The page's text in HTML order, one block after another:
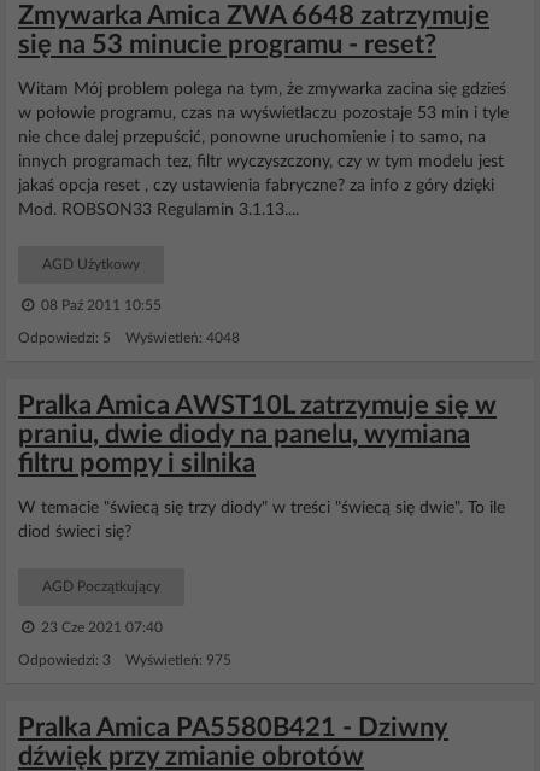
Zmywarka Amica ZWA 6648 zatrzymuje
się na 53 minucie programu - reset?
Witam Mój problem polega na tym, że zmywarka zacina się gdzieś
w połowie programu, czas na wyświetlaczu pozostaje 53 min i tyle
nie chce dalej przepuścić, ponowne uruchomienie i to samo, na
innych programach tez, filtr wyczyszczony, czy w tym modelu jest
jakaś opcja reset , czy ustawienia fabryczne? za info z góry dzięki
Mod. ROBSON33 Regulamin 3.1.13....
AGD Użytkowy
08 Paź 2011 10:55
Odpowiedzi: 5 Wyświetleń: 4048
Pralka Amica AWST10L zatrzymuje się w
praniu, dwie diody na panelu, wymiana
filtru pompy i silnika
W temacie "świecą się trzy diody" w treści "świecą się dwie". To ile
diod świeci się?
AGD Początkujący
23 Cze 2021 07:40
Odpowiedzi: 3 Wyświetleń: 975
Pralka Amica PA5580B421 - Dziwny
dźwięk przy zmianie obrotów